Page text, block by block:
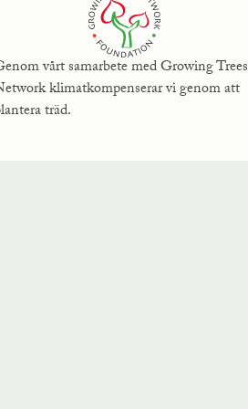
vårt samarbete med Growing Trees
klimatkompenserar vi genom att
träd.